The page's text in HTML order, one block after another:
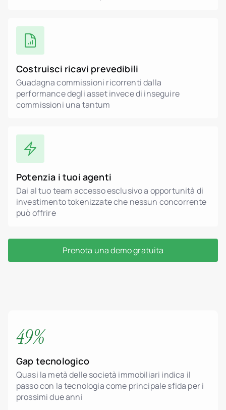
Costruisci ricavi prevedibili
Guadagna commissioni ricorrenti dalla
performance degli asset invece di inseguire
commissioni una tantum
Potenzia i tuoi agenti
Dai al tuo team accesso esclusivo a opportunità di
investimento tokenizzate che nessun concorrente
può offrire
Prenota una demo gratuita
49%
Gap tecnologico
Quasi la metà delle società immobiliari indica il
passo con la tecnologia come principale sfida per i
prossimi due anni